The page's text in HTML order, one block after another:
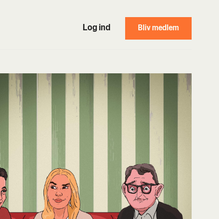
Log ind Bliv medlem